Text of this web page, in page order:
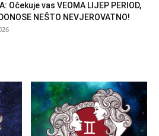
Očekuje vas VEOMA LIJEP PERIOD,
NEŠTO NEVJEROVATNO!